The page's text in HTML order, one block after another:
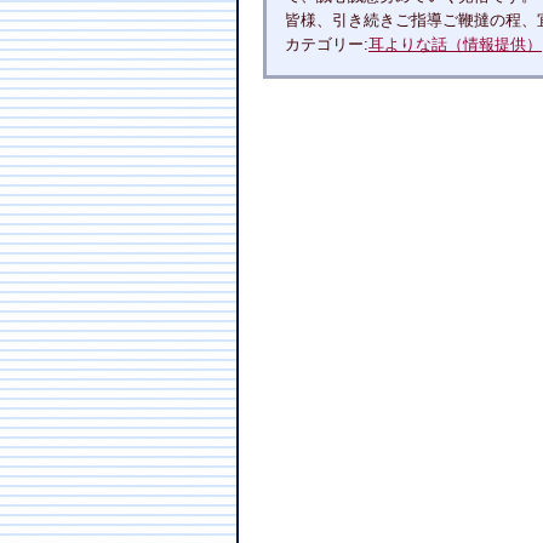
皆様、引き続きご指導ご鞭撻の程、
カテゴリー:耳よりな話（情報提供）